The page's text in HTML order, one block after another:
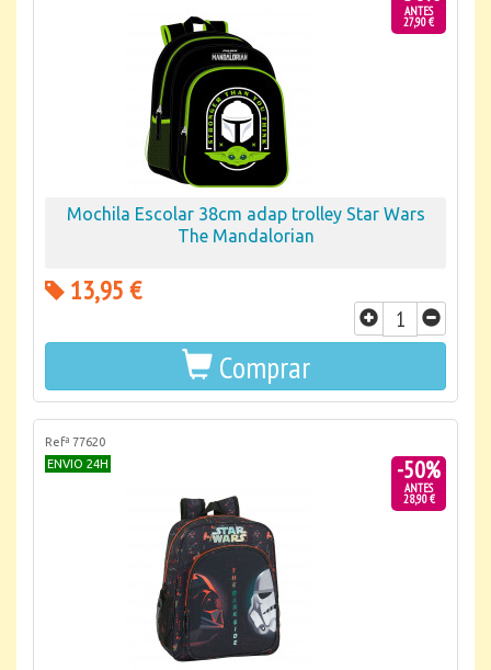
ANTES
27,90 €
Mochila Escolar 38cm adap trolley Star Wars
The Mandalorian
13,95 €
Comprar
Refª 77620
ENVIO 24H
-50%
ANTES
28,90 €